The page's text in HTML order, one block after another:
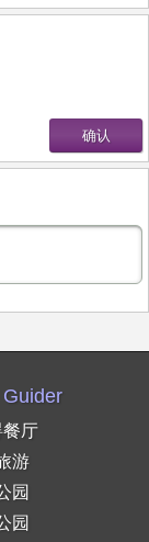
厅
游
园
园